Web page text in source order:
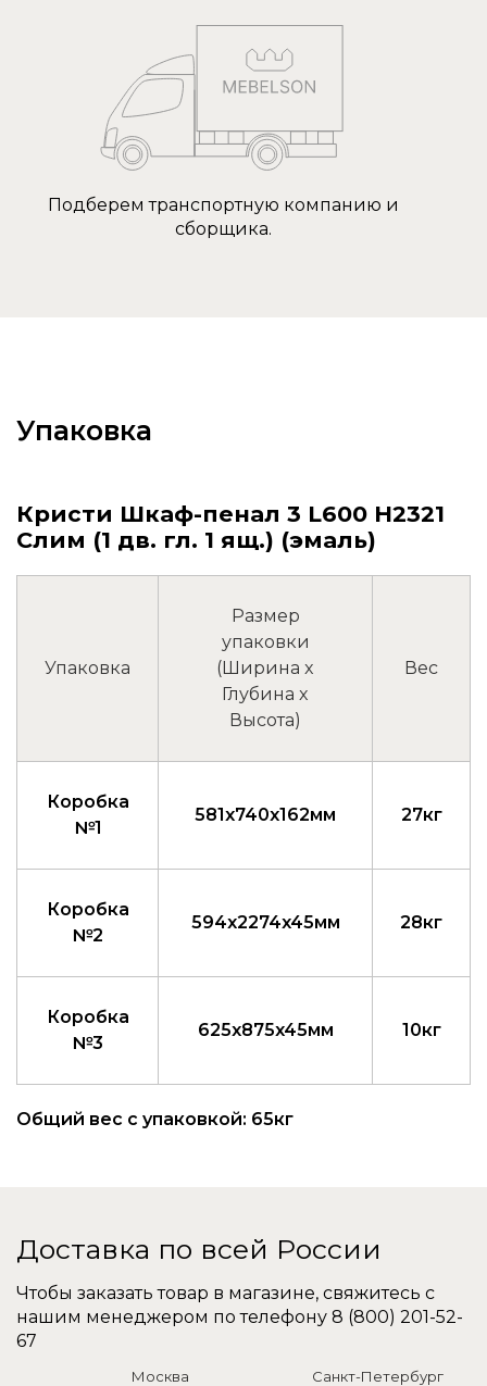
Подберем транспортную компанию и
сборщика.
Упаковка
Кристи Шкаф-пенал 3 L600 H2321
Слим (1 дв. гл. 1 ящ.) (эмаль)
Упаковка
Размер
упаковки
(Ширина x
Глубина x
Высота)
Вес
Коробка
№1
581x740x162мм 27кг
Коробка
№2
594x2274x45мм 28кг
Коробка
№3
625x875x45мм 10кг
Общий вес с упаковкой: 65кг
Доставка по всей России
Чтобы заказать товар в магазине, свяжитесь с
нашим менеджером по телефону 8 (800) 201-52-
67
Москва
Санкт-Петербург